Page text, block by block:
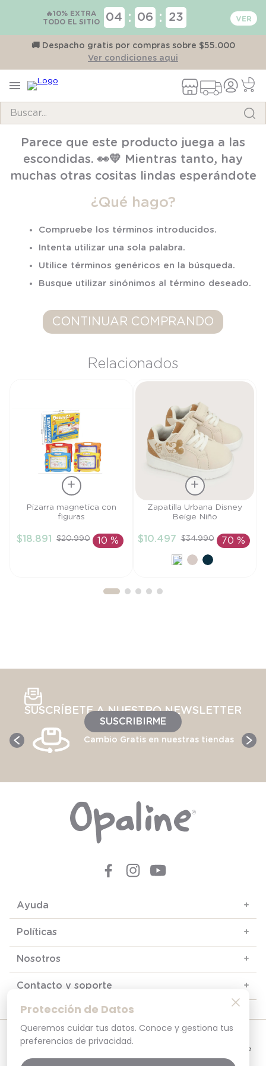
🔥10% EXTRA
TODO EL SITIO
04 : 06 : 22
🚚 Despacho gratis por compras sobre $55.000
Ver condiciones aqui
Protección de Datos
Queremos cuidar tus datos. Conoce y gestiona tus
preferencias de privacidad.
Parece que este producto juega a las
escondidas. 👀💛 Mientras tanto, hay
muchas otras cositas lindas esperándote
¿Qué hago?
Compruebe los términos introducidos.
Intenta utilizar una sola palabra.
Utilice términos genéricos en la búsqueda.
Busque utilizar sinónimos al término deseado.
CONTINUAR COMPRANDO
Relacionados
Talla
AÑADIR AL
Pizarra magnetica con
figuras
$18.891 $20.990 10 %
Talla
AÑADIR AL
CARRITO
Zapatilla Urbana Disney
Beige Niño
$10.497 $34.990 70 %
SUSCRÍBETE A NUESTRO NEWSLETTER
SUSCRIBIRME
Cambio Gratis en nuestras tiendas
Ayuda +
Políticas +
Nosotros +
Contacto y soporte +
© 2025. Todos los derechos reservados
Por tu seguridad, recuerda revisar siempre en tu navegador que el sitio que
visitas sea la versión oficial. La dirección opaline.cl es la única del sitio oficial de
opaline.cl es 100% seguro.
TÉRMINOS MÁS BUSCADOS
1.
pijama
2.
calcetines
manta
niña
saco